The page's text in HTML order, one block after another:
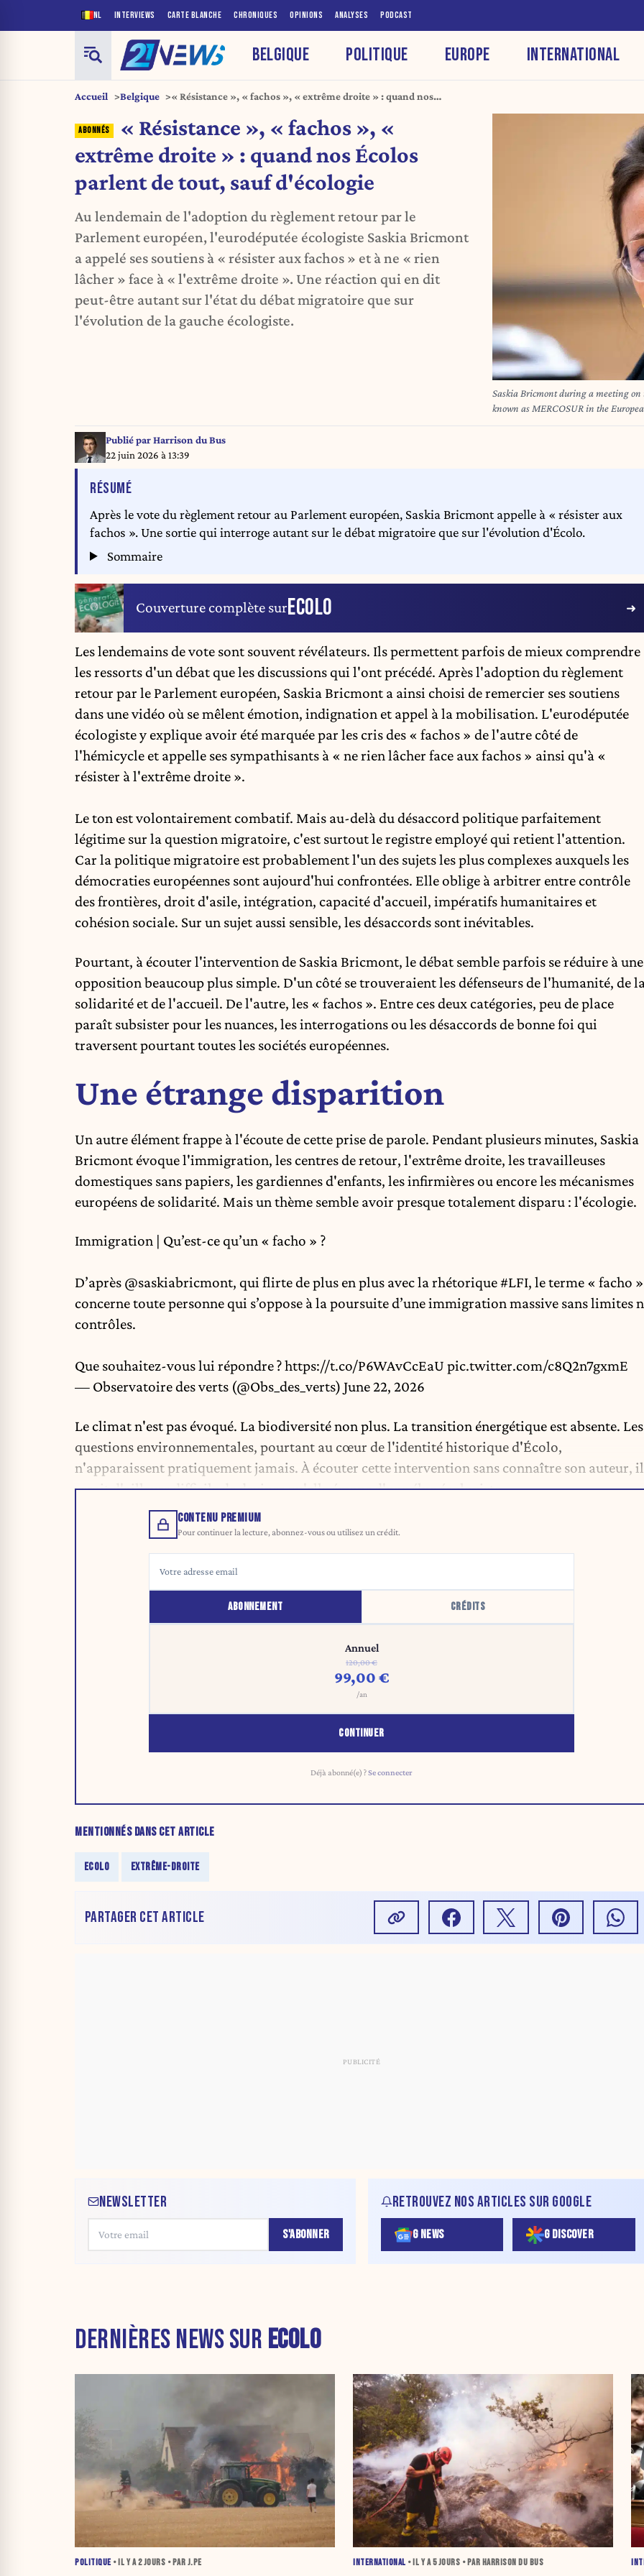
NL INTERVIEWS CARTE BLANCHE CHRONIQUES OPINIONS ANALYSES PODCAST
BELGIQUE POLITIQUE EUROPE INTERNATIONAL
Accueil Belgique
« Résistance », « fachos », « extrême droite » : quand nos
« Résistance », « fachos », «
extrême droite » : quand nos Écolos
parlent de tout, sauf d'écologie
Au lendemain de l'adoption du règlement retour par le
Parlement européen, l'eurodéputée écologiste Saskia Bricmont
a appelé ses soutiens à « résister aux fachos » et à ne « rien
lâcher » face à « l'extrême droite ». Une réaction qui en dit
peut-être autant sur l'état du débat migratoire que sur
l'évolution de la gauche écologiste.
Saskia Bricmont during a meeting on
known as MERCOSUR in the
Brussels in Belgium on 10 december
Publié parHarrison du Bus
22 juin 2026 à 13:39
RÉSUMÉDE L'ARTICLE
Après le vote du règlement retour au Parlement européen, Saskia Bricmont appelle à « résister aux
fachos ». Une sortie qui interroge autant sur le débat migratoire que sur l'évolution d'Écolo.
Sommaire
Couverture complète surECOLO
Les lendemains de vote sont souvent révélateurs. Ils permettent parfois de mieux comprendre
les ressorts d'un débat que les discussions qui l'ont précédé. Aprèsl'adoption du règlement
retour par le Parlement européen, Saskia Bricmont a ainsi choisi de remercier ses soutiens
dans une vidéo où se mêlent émotion, indignation et appel à la mobilisation. L'eurodéputée
écologiste y explique avoir été marquée par les cris des « fachos » de l'autre côté de
l'hémicycle et appelle ses sympathisants à « ne rien lâcher face aux fachos » ainsi qu'à «
résister à l'extrême droite ».
Le ton est volontairement combatif. Mais au-delà du désaccord politique parfaitement
légitime sur la question migratoire, c'est surtout le registre employé qui retient l'attention.
Car la politique migratoire est probablement l'un des sujets les plus complexes auxquels les
démocraties européennes sont aujourd'hui confrontées. Elle oblige à arbitrer entre contrôle
des frontières, droit d'asile, intégration, capacité d'accueil, impératifs humanitaires et
cohésion sociale. Sur un sujet aussi sensible, les désaccords sont inévitables.
Pourtant, à écouter l'intervention de Saskia Bricmont, le débat semble parfois se réduire à une
opposition beaucoup plus simple. D'un côté se trouveraient les défenseurs de l'humanité, de
solidarité et de l'accueil. De l'autre, les « fachos ». Entre ces deux catégories, peu de place
paraît subsister pour les nuances, les interrogations ou les désaccords de bonne foi qui
traversent pourtant toutes les sociétés européennes.
Une étrange disparition
Un autre élément frappe à l'écoute de cette prise de parole. Pendant plusieurs minutes, Saskia
Bricmont évoque l'immigration, les centres de retour, l'extrême droite, les travailleuses
domestiques sans papiers, les gardiennes d'enfants, les infirmières ou encore les mécanismes
européens de solidarité. Mais un thème semble avoir presque totalement disparu : l'écologie.
Immigration | Qu’est-ce qu’un « facho » ?
D’après @saskiabricmont, qui flirte de plus en plus avec la rhétorique#LFI, le terme « facho »
concerne toute personne qui s’oppose à la poursuite d’une immigration massive sans limites
contrôles.
Que souhaitez-vous lui répondre ?https://t.co/P6WAvCcEaU pic.twitter.com/c8Q2n7gxmE
— Observatoire des verts (@Obs_des_verts) June 22, 2026
Le climat n'est pas évoqué. La biodiversité non plus. La transition énergétique est absente. Les
questions environnementales, pourtant au cœur de l'identité historique d'Écolo,
n'apparaissent pratiquement jamais. À écouter cette intervention sans connaître son auteur, il
serait d'ailleurs difficile de deviner qu'elle émane d'une élue écologiste.
CONTENU PREMIUM
Pour continuer la lecture, abonnez-vous ou utilisez un crédit.
ABONNEMENT CRÉDITS
Annuel
120,00 €
99,00 €
/an
CONTINUER
Déjà abonné(e) ?Se connecter
MENTIONNÉS DANS CET ARTICLE
ECOLO EXTRÊME-DROITE
PARTAGER CET ARTICLE
NEWSLETTER
S'ABONNER
RETROUVEZ NOS ARTICLES SUR GOOGLE
G NEWS G DISCOVER
DERNIÈRES NEWS SUR ECOLO
POLITIQUE • IL Y A2 JOURS • PAR J.PE INTERNATIONAL • IL Y A5 JOURS • PAR HARRISON DU BUS